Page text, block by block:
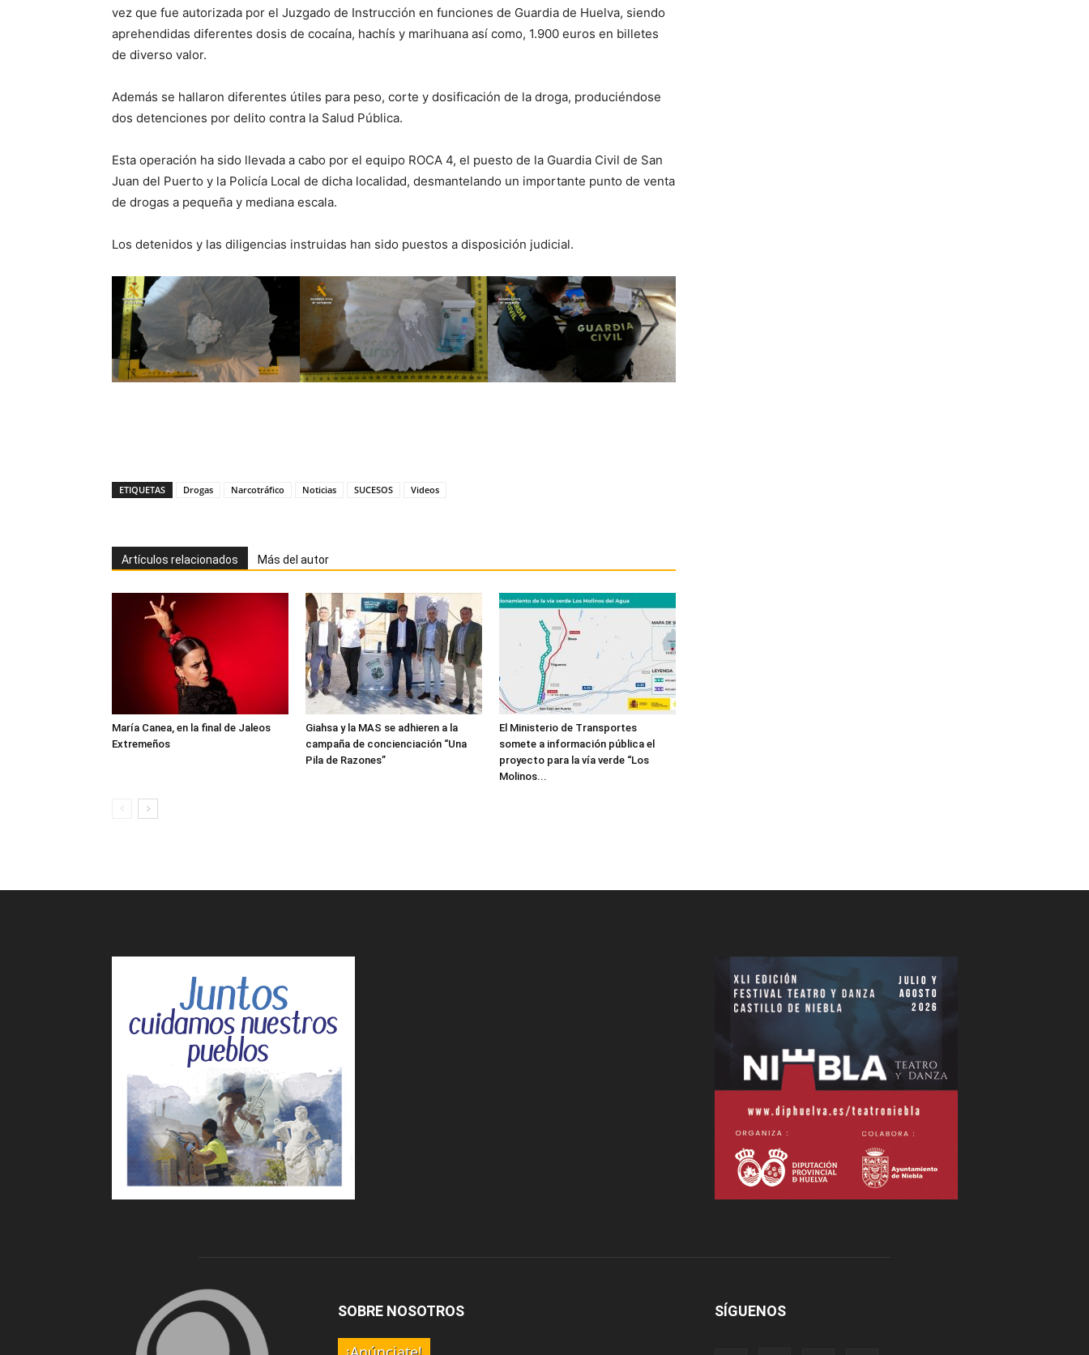
vez que fue autorizada por el Juzgado de Instrucción en funciones de Guardia de Huelva, siendo
aprehendidas diferentes dosis de cocaína, hachís y marihuana así como, 1.900 euros en billetes
de diverso valor.
Además se hallaron diferentes útiles para peso, corte y dosificación de la droga, produciéndose
dos detenciones por delito contra la Salud Pública.
Esta operación ha sido llevada a cabo por el equipo ROCA 4, el puesto de la Guardia Civil de San
Juan del Puerto y la Policía Local de dicha localidad, desmantelando un importante punto de venta
de drogas a pequeña y mediana escala.
Los detenidos y las diligencias instruidas han sido puestos a disposición judicial.
ETIQUETAS Drogas Narcotráfico Noticias SUCESOS Videos
Artículos relacionados Más del autor
María Canea, en la final de Jaleos
Extremeños
Giahsa y la MAS se adhieren a la
campaña de concienciación “Una
Pila de Razones”
El Ministerio de Transportes
somete a información pública el
proyecto para la vía verde “Los
Molinos...
SOBRE NOSOTROS SÍGUENOS